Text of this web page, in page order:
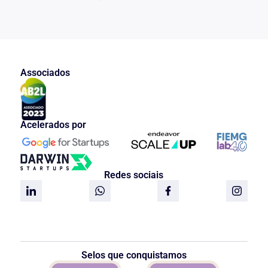
O art. 66 da Lei 7210/84 elimina
qualquer dúvida, deixando expresso que
“compete ao juiz da execução…III –
Do exposto, o parecer é no sentido do
provimento do recurso, restituindo-se os
autos à primeira instância, para
apreciação do mérito.
Rio de Janeiro, 20 de dezembro de
Acrim43.doc – isdaf
Associados
Acelerados por
Redes sociais
Selos que conquistamos